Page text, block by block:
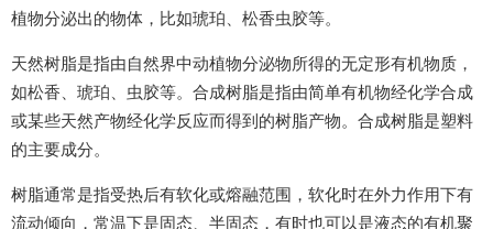
植物分泌出的物体，比如琥珀、松香虫胶等。
天然树脂是指由自然界中动植物分泌物所得的无定形有机物质，
如松香、琥珀、虫胶等。合成树脂是指由简单有机物经化学合成
或某些天然产物经化学反应而得到的树脂产物。合成树脂是塑料
的主要成分。
树脂通常是指受热后有软化或熔融范围，软化时在外力作用下有
流动倾向，常温下是固态、半固态，有时也可以是液态的有机聚